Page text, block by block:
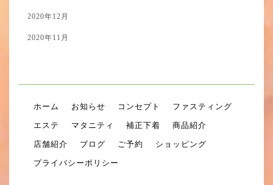
2020年12月
2020年11月
ホーム お知らせ コンセプト ファスティング
エステ マタニティ 補正下着 商品紹介
店舗紹介 ブログ ご予約 ショッピング
プライバシーポリシー